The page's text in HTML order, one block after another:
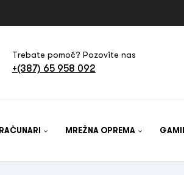
Trebate pomoć? Pozovite nas
+(387) 65 958 092
RAČUNARI MREŽNA OPREMA